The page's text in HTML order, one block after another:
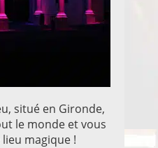
situé en Gironde,
le monde et vous
magique !